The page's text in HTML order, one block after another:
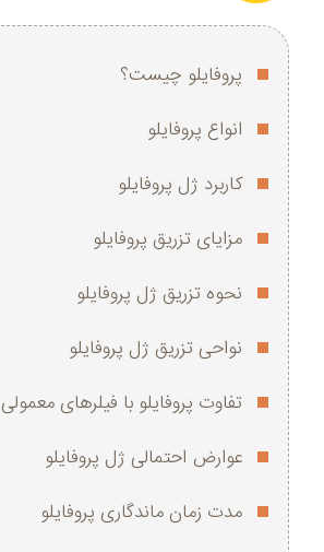
پروفایلو چیست؟
انواع پروفایلو
کاربرد ژل پروفایلو
مزایای تزریق پروفایلو
نحوه تزریق ژل پروفایلو
نواحی تزریق ژل پروفایلو
تفاوت پروفایلو با فیلرهای معمولی
عوارض احتمالی ژل پروفایلو
مدت زمان ماندگاری پروفایلو